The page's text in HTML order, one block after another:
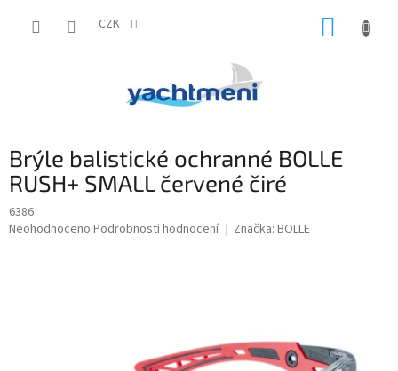
CZK
Brýle balistické ochranné BOLLE
RUSH+ SMALL červené čiré
6386
Průměrné
Neohodnoceno Podrobnosti hodnocení Značka: BOLLE